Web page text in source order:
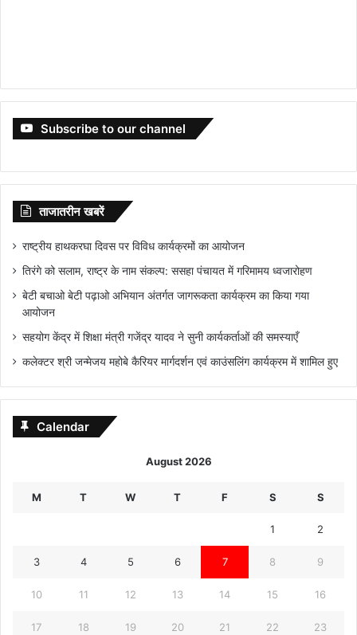
Subscribe to our channel
ताजातरीन खबरें
राष्ट्रीय हाथकरघा दिवस पर विविध कार्यक्रमों का आयोजन
तिरंगे को सलाम, राष्ट्र के नाम संकल्प: ससहा पंचायत में गरिमामय ध्वजारोहण
बेटी बचाओ बेटी पढ़ाओ अभियान अंतर्गत जागरूकता कार्यक्रम का किया गया
आयोजन
सहयोग केंद्र में शिक्षा मंत्री गजेंद्र यादव ने सुनी कार्यकर्ताओं की समस्याएँ
कलेक्टर श्री जन्मेजय महोबे कैरियर मार्गदर्शन एवं काउंसलिंग कार्यक्रम में शामिल हुए
Calendar
August 2026
M T W T F S S
1 2
3 4 5 6 7 8 9
10 11 12 13 14 15 16
17 18 19 20 21 22 23